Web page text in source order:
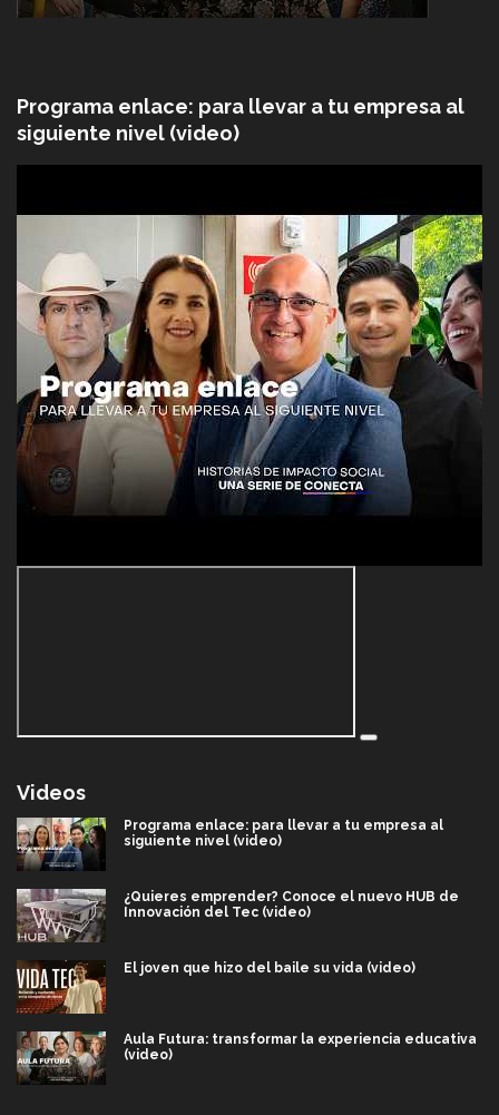
Programa enlace: para llevar a tu empresa al
siguiente nivel (video)
Videos
Programa enlace: para llevar a tu empresa al
siguiente nivel (video)
¿Quieres emprender? Conoce el nuevo HUB de
Innovación del Tec (video)
El joven que hizo del baile su vida (video)
Aula Futura: transformar la experiencia educativa
(video)